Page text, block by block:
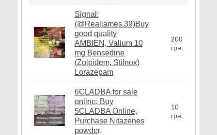
Signal:
(@Realjames.39)Buy
good quality
AMBIEN, Valium 10
mg Bensedine
(Zolpidem, Stilnox)
Lorazepam
200
грн.
6CLADBA for sale
online, Buy
5CLADBA Online,
Purchase Nitazenes
powder,
10
грн.